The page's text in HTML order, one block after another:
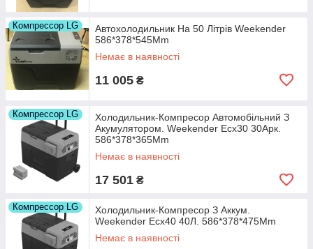
Компрессор LG
Автохолодильник На 50 Літрів Weekender
586*378*545Mm
Немає в наявності
11 005 ₴
Компрессор LG
Холодильник-Компресор Автомобільний З
Акумулятором. Weekender Ecx30 30Арк.
586*378*365Mm
Немає в наявності
17 501 ₴
Компрессор LG
Холодильник-Компресор З Аккум.
Weekender Ecx40 40Л. 586*378*475Mm
Немає в наявності